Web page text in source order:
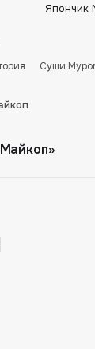
Япончик
Суши